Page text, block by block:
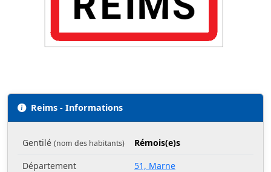
Reims - Informations
Gentilé (nom des habitants)
Rémois(e)s
Département
51, Marne